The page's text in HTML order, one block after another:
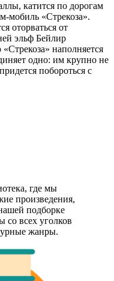
катится по дорогам
мобиль «Стрекоза».
оторваться от
эльф Бейлир
наполняется
одно: им крупно не
побороться с
где мы
произведения,
подборке
со всех уголков
жанры.